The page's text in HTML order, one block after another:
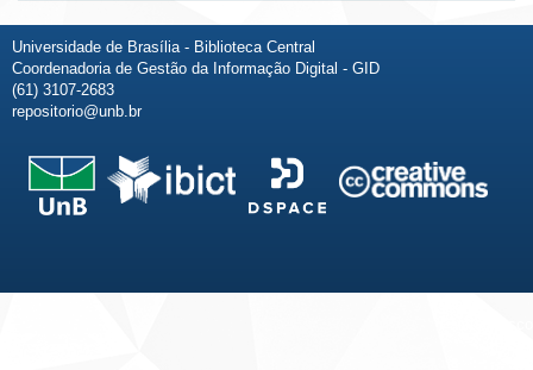
Universidade de Brasília - Biblioteca Central
Coordenadoria de Gestão da Informação Digital - GID
(61) 3107-2683
repositorio@unb.br